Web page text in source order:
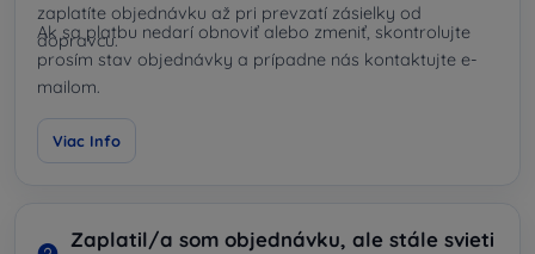
zaplatíte objednávku až pri prevzatí zásielky od
dopravcu.
Ak sa platbu nedarí obnoviť alebo zmeniť, skontrolujte
prosím stav objednávky a prípadne nás kontaktujte e-
mailom.
Viac Info
Zaplatil/a som objednávku, ale stále svieti